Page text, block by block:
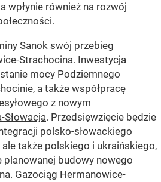
wpłynie również na rozwój
Sanok swój przebieg
Strachocina. Inwestycja
mocy Podziemnego
a także współpracę
z nowym
. Przedsięwzięcie będzie
polsko-słowackiego
także polskiego i ukraińskiego,
planowanej budowy nowego
Gazociąg Hermanowice-